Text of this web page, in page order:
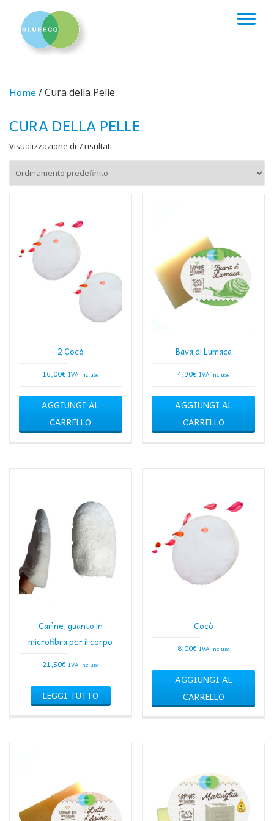
Home/ Cura della Pelle
CURA DELLA PELLE
Visualizzazione di 7 risultati
2 Cocò
16,00€ IVA inclusa
AGGIUNGI AL
CARRELLO
Bava di Lumaca
4,90€ IVA inclusa
AGGIUNGI AL
CARRELLO
Carìne, guanto in
microfibra per il corpo
21,50€ IVA inclusa
LEGGI TUTTO
Cocò
8,00€ IVA inclusa
AGGIUNGI AL
CARRELLO